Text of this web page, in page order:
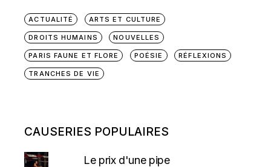
ACTUALITÉ ARTS ET CULTURE
DROITS HUMAINS NOUVELLES
PARIS FAUNE ET FLORE POÉSIE RÉFLEXIONS
TRANCHES DE VIE
CAUSERIES POPULAIRES
Le prix d'une pipe